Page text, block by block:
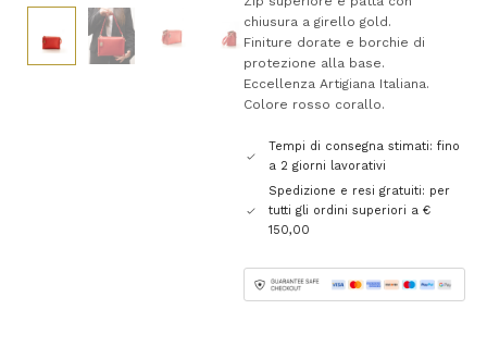
chiusura a girello gold.
Finiture dorate e borchie di
protezione alla base.
Eccellenza Artigiana Italiana.
Colore rosso corallo.
Tempi di consegna stimati: fino
a 2 giorni lavorativi
Spedizione e resi gratuiti: per
tutti gli ordini superiori a €
150,00